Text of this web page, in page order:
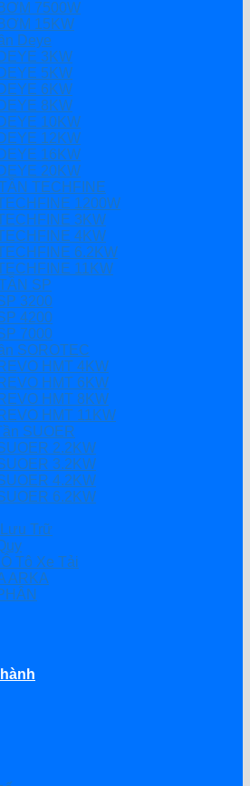
BƠM 7500W
BƠM 15KW
Deye
DEYE 3KW
DEYE 5KW
DEYE 6KW
DEYE 8KW
DEYE 10KW
DEYE 12KW
DEYE 16KW
DEYE 20KW
TECHFINE
1200W
3KW
4KW
6.2KW
11KW
SP
3200
4200
7000
SOROTEC
REVO HMT 4KW
REVO HMT 6KW
REVO HMT 8KW
REVO HMT 11KW
SUOER
2.2KW
3.2KW
4.2KW
6.2KW
Trữ
Tô Xe Tải
ARKA